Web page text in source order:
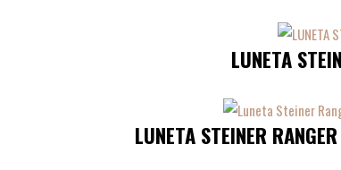
LUNETA
LUNETA STEINER